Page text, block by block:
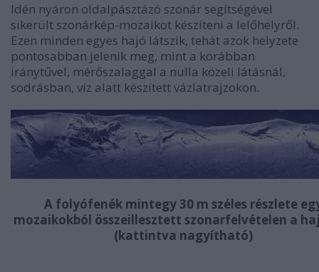
Idén nyáron oldalpásztázó szonár segítségével
sikerült szonárkép-mozaikot készíteni a lelőhelyről.
Ezen minden egyes hajó látszik, tehát azok helyzete
pontosabban jelenik meg, mint a korábban
iránytűvel, mérőszalaggal a nulla közeli látásnál,
sodrásban, víz alatt készített vázlatrajzokon.
A folyófenék mintegy 30 m széles részlete
mozaikokból összeillesztett szonarfelvételen a
(kattintva nagyítható)